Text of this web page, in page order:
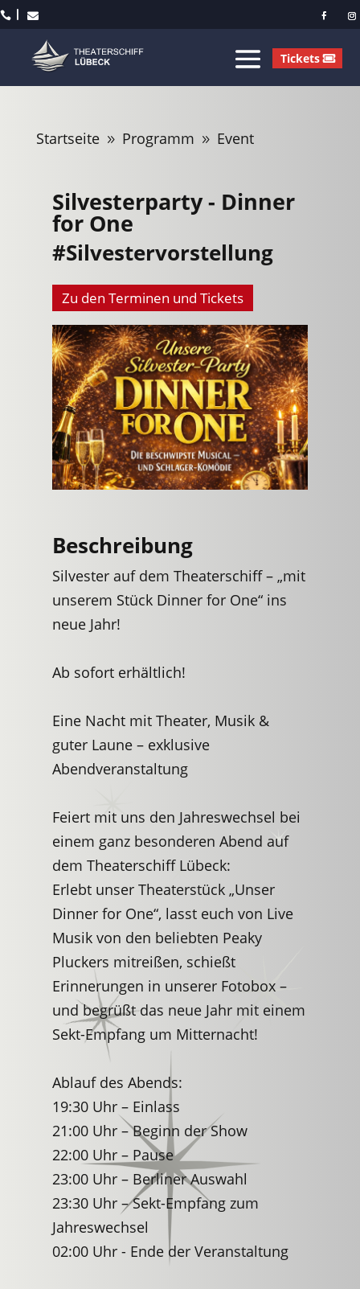
 
Tickets
Startseite 9 Programm 9 Event
Silvesterparty - Dinner
for One
#Silvestervorstellung
Zu den Terminen und Tickets
Beschreibung
Silvester auf dem Theaterschiff – „mit
unserem Stück Dinner for One“ ins
neue Jahr!
Ab sofort erhältlich!
Eine Nacht mit Theater, Musik &
guter Laune – exklusive
Abendveranstaltung
Feiert mit uns den Jahreswechsel bei
einem ganz besonderen Abend auf
dem Theaterschiff Lübeck:
Erlebt unser Theaterstück „Unser
Dinner for One“, lasst euch von Live
Musik von den beliebten Peaky
Pluckers mitreißen, schießt
Erinnerungen in unserer Fotobox –
und begrüßt das neue Jahr mit einem
Sekt-Empfang um Mitternacht!
Ablauf des Abends:
19:30 Uhr – Einlass
21:00 Uhr – Beginn der Show
22:00 Uhr – Pause
23:00 Uhr – Berliner Auswahl
23:30 Uhr – Sekt-Empfang zum
Jahreswechsel
02:00 Uhr - Ende der Veranstaltung